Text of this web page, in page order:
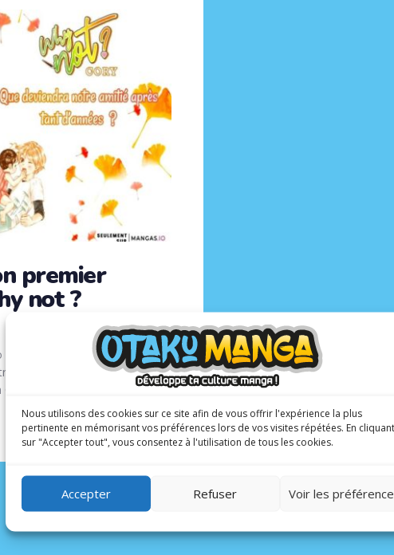
Nous utilisons des cookies sur ce site afin de vous offrir l'expérience la plus
pertinente en mémorisant vos préférences lors de vos visites répétées. En cliquant
sur "Accepter tout", vous consentez à l'utilisation de tous les cookies.
Accepter Refuser Voir les
premier
not ?
avec la publication en
de l’autrice multiprimée Cory.